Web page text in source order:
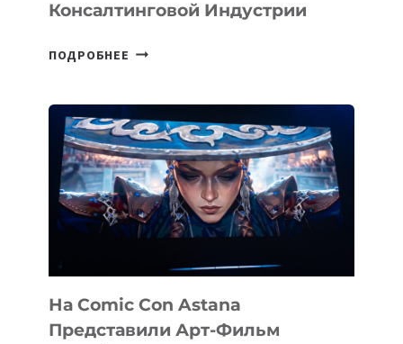
Консалтинговой Индустрии
ПОДРОБНЕЕ SILKROAD
В
PERCEPTIS
—
AI-
ПЛАТФОРМУ
ДЛЯ
ИНДУСТРИИ
На Comic Con Astana
Представили Арт-Фильм